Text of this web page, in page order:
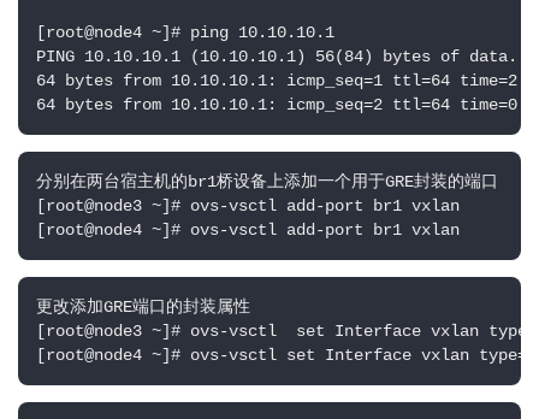
[root@node4 ~]# ping 10.10.10.1
PING 10.10.10.1 (10.10.10.1) 56(84) bytes of data.
64 bytes from 10.10.10.1: icmp_seq=1 ttl=64
64 bytes from 10.10.10.1: icmp_seq=2 ttl=64
分别在两台宿主机的br1桥设备上添加一个用于GRE封装的端口
[root@node3 ~]# ovs-vsctl add-port br1 vxlan
[root@node4 ~]# ovs-vsctl add-port br1 vxlan
更改添加GRE端口的封装属性
[root@node3 ~]# ovs-vsctl  set Interface vxlan
[root@node4 ~]# ovs-vsctl set Interface vxlan